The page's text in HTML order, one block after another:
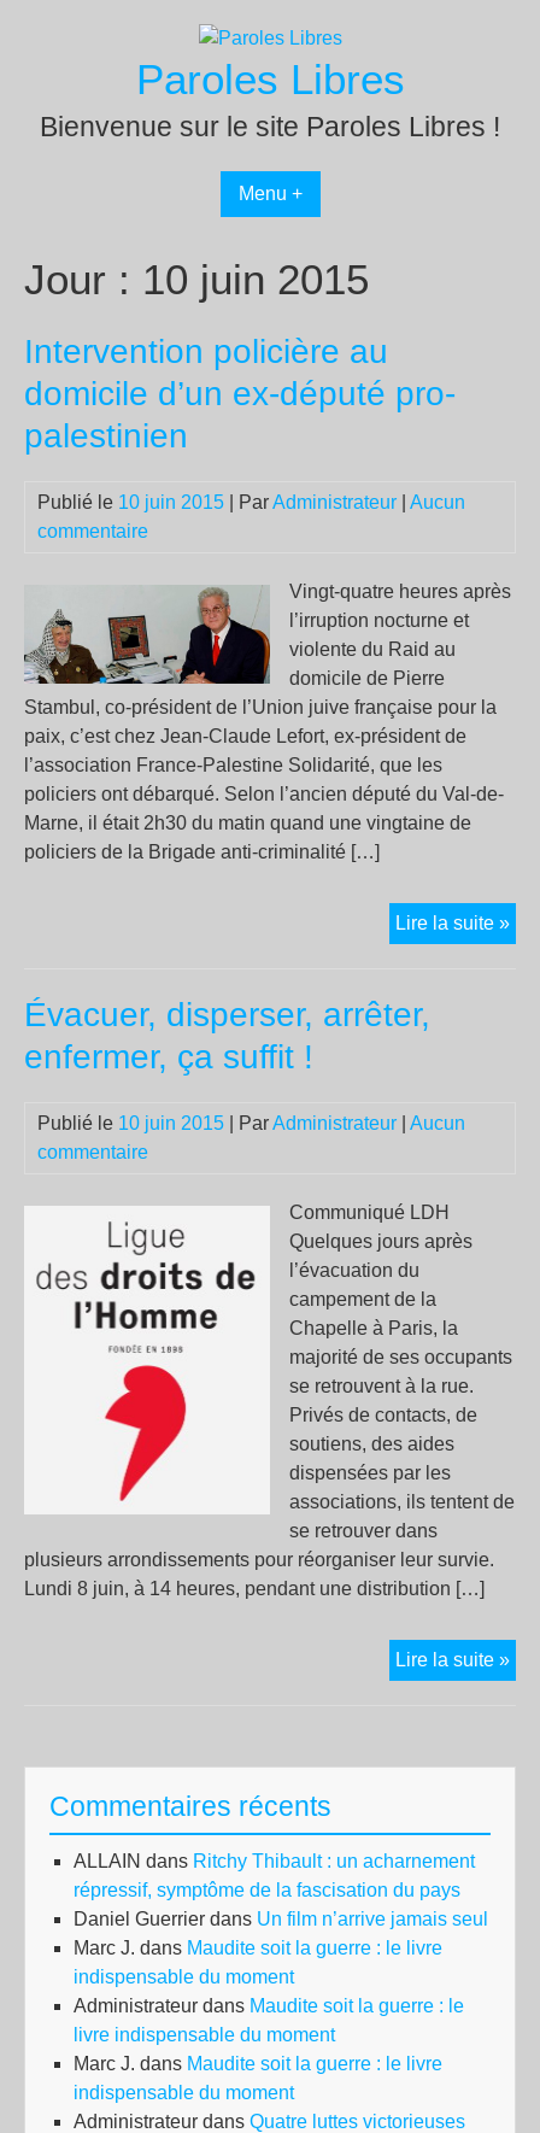
Paroles Libres
Bienvenue sur le site Paroles Libres !
Menu +
Jour : 10 juin 2015
Intervention policière au
domicile d’un ex-député pro-
palestinien
Publié le 10 juin 2015 | ParAdministrateur
Aucun
commentaire
Vingt-quatre heures après
l’irruption nocturne et
violente du Raid au
domicile de Pierre
Stambul, co-président de l’Union juive française pour la
paix, c’est chez Jean-Claude Lefort, ex-président de
l’association France-Palestine Solidarité, que les
policiers ont débarqué. Selon l’ancien député du Val-de-
Marne, il était 2h30 du matin quand une vingtaine de
policiers de la Brigade anti-criminalité […]
Lire la suite »
Évacuer, disperser, arrêter,
enfermer, ça suffit !
Publié le 10 juin 2015 | ParAdministrateur
Aucun
commentaire
Communiqué LDH
Quelques jours après
l’évacuation du
campement de la
Chapelle à Paris, la
majorité de ses occupants
se retrouvent à la rue.
Privés de contacts, de
soutiens, des aides
dispensées par les
associations, ils tentent de
se retrouver dans
plusieurs arrondissements pour réorganiser leur survie.
Lundi 8 juin, à 14 heures, pendant une distribution […]
Lire la suite »
ça
Commentaires récents
ALLAIN dans Ritchy Thibault : un acharnement
répressif, symptôme de la fascisation du pays
Daniel Guerrier dans Un film n’arrive jamais seul
Marc J. dans Maudite soit la guerre : le livre
indispensable du moment
Administrateur dans Maudite soit la guerre : le
livre indispensable du moment
Marc J. dans Maudite soit la guerre : le livre
indispensable du moment
Administrateur dans Quatre luttes victorieuses